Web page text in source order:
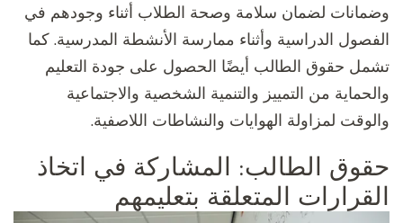
وضمانات لضمان سلامة وصحة الطلاب أثناء وجودهم في
الفصول الدراسية وأثناء ممارسة الأنشطة المدرسية. كما
تشمل حقوق الطالب أيضًا الحصول على جودة التعليم
والحماية من التمييز والتنمية الشخصية والاجتماعية
والوقت لمزاولة الهوايات والنشاطات اللاصفية.
حقوق الطالب: المشاركة في اتخاذ
القرارات المتعلقة بتعليمهم